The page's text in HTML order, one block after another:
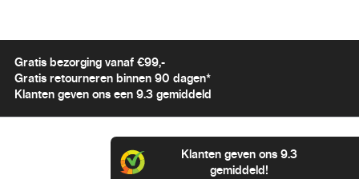
Gratis bezorging vanaf €99,-
Gratis retourneren binnen 90 dagen*
Klanten geven ons een 9.3 gemiddeld
Klanten geven ons 9.3
gemiddeld!